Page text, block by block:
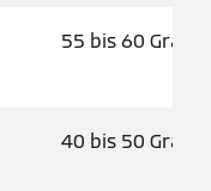
55 bis 60 Grad
40 bis 50 Grad